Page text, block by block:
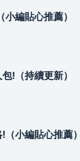
編貼心推薦）
!（持續更新）
小編貼心推薦）